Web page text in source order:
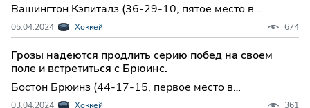
Вашингтон Кэпиталз (36-29-10, пятое место в
Метрополитен Дивижн) против Каролина Харрикейнс
(47-22-7, второе место в Метрополитен Дивижн)Роли,
Северная Каролина; Пятница, 19:00 по восточному
времени: Харрикейнс -272, Кэпиталз +219; тотал
6ГЛАВНОЕ:
05.04.2024 Хоккей 674
Грозы надеются продлить серию побед на своем
поле и встретиться с Брюинс.
Бостон Брюинз (44-17-15, первое место в
Атлантическом дивизионе) против Каролина
03.04.2024 Хоккей 361